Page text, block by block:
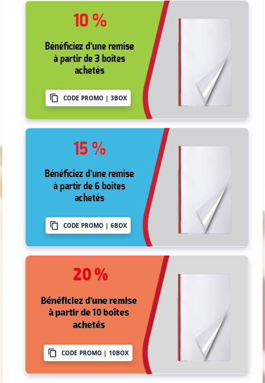
CODE PROMO | 3BOX
CODE PROMO | 6BOX
CODE PROMO | 10BOX